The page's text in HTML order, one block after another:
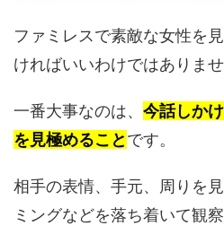
ファミレスで素敵な女性を
ければいいわけではありませ
一番大事なのは、 今話しか
を見極めることです。
相手の表情、手元、周りを
ミングなどを落ち着いて観察